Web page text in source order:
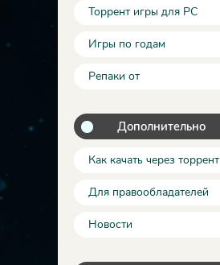
Торрент игры для PC
Игры по годам
Репаки от
Дополнительно
Как качать через торрент
Для правообладателей
Новости